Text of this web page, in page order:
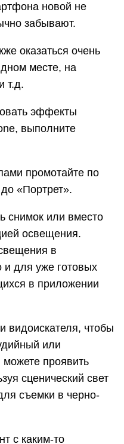
новой не
забывают.
оказаться очень
месте, на
т.д.
эффекты
выполните
промотайте по
«Портрет».
снимок или вместо
освещения.
в
для уже готовых
в приложении
видоискателя, чтобы
или
проявить
сценический свет
съемки в черно-
с каким-то